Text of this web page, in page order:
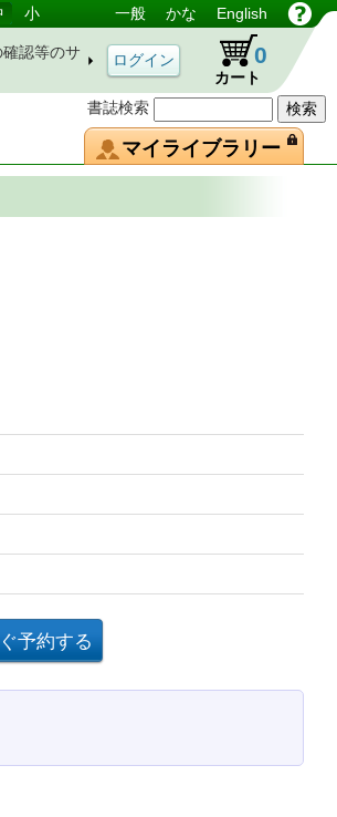
書誌検索
小 一般 かな English
認等のサ
カート
0
マイライブラリー